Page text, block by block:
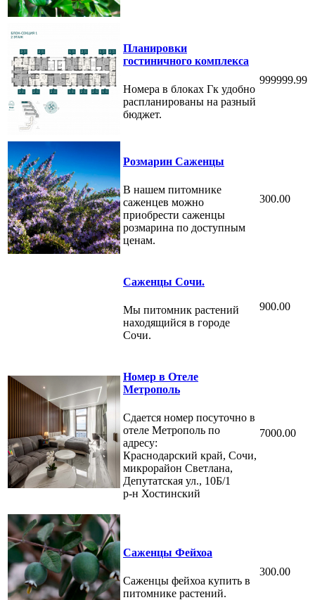
Планировки
гостиничного комплекса
Номера в блоках Гк удобно
распланированы на разный
бюджет.
999999.99
Розмарин Саженцы
В нашем питомнике
саженцев можно
приобрести саженцы
розмарина по доступным
ценам.
300.00
Саженцы Сочи.
Мы питомник растений
находящийся в городе
Сочи.
900.00
Номер в Отеле
Метрополь
Сдается номер посуточно в
отеле Метрополь по
адресу:
Краснодарский край, Сочи,
микрорайон Светлана,
Депутатская ул., 10Б/1
р-н Хостинский
7000.00
Саженцы Фейхоа
Саженцы фейхоа купить в
питомнике растений.
300.00